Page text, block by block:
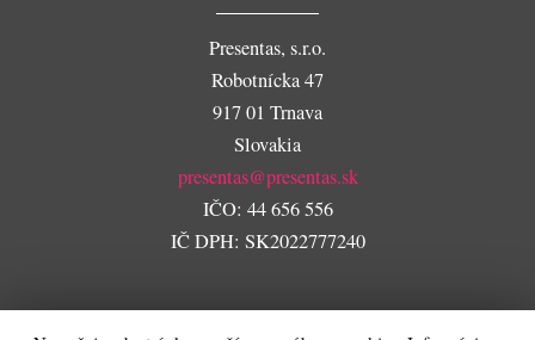
Presentas, s.r.o.
Robotnícka 47
917 01 Trnava
Slovakia
presentas@presentas.sk
IČO: 44 656 556
IČ DPH: SK2022777240